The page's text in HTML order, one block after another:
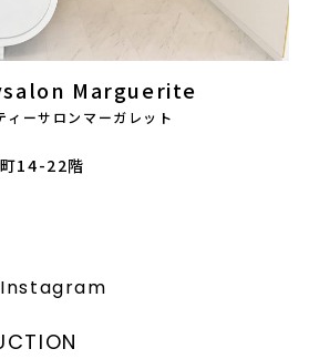
トレーナー紹介
Marguerite
ィーサロンマーガレット
14-22階
Instagram